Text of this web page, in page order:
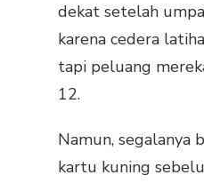
dekat setelah
karena cedera
tapi peluang
12.
Namun, segalanya
kartu kuning